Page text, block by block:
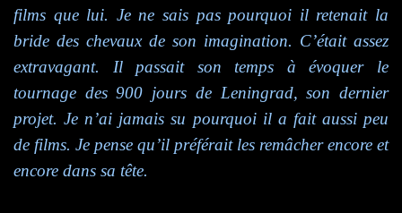
films que lui. Je ne sais pas pourquoi il retenait la
bride des chevaux de son imagination. C’était assez
extravagant. Il passait son temps à évoquer le
tournage des 900 jours de Leningrad, son dernier
projet. Je n’ai jamais su pourquoi il a fait aussi peu
de films. Je pense qu’il préférait les remâcher encore et
encore dans sa tête.